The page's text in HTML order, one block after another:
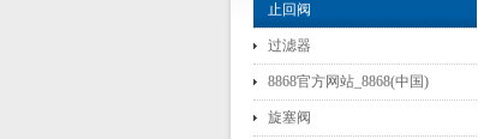
止回阀
过滤器
8868官方网站_8868(中国)
旋塞阀